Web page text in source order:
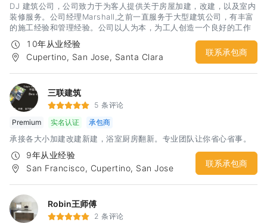
DJ 建筑公司，公司致力于为客人提供关于房屋加建，改建，以及室内
装修服务。公司经理Marshall,之前一直服务于大型建筑公司，有丰富
的施工经验和管理经验。公司以人为本，为工人创造一个良好的工作
环境，从而提供高质量的装修服务。公司秉承“质量一流，服务一流”的
原则服务于湾区各个家庭。尽我所能，为您创造一个理想中的家。
10年从业经验
Cupertino, San Jose, Santa Clara
联系承包商
三联建筑
5 条评论
Premium
实名认证 承包商
承接各大小加建改建新建，浴室厨房翻新。专业团队让你省心省事。
9年从业经验
San Francisco, Cupertino, San Jose
联系承包商
Robin王师傅
2 条评论